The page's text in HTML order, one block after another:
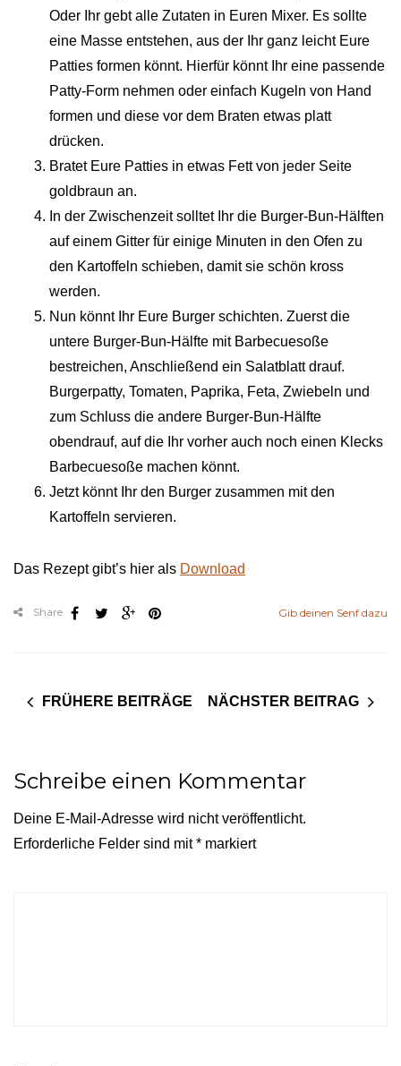
Oder Ihr gebt alle Zutaten in Euren Mixer. Es sollte
eine Masse entstehen, aus der Ihr ganz leicht Eure
Patties formen könnt. Hierfür könnt Ihr eine passende
Patty-Form nehmen oder einfach Kugeln von Hand
formen und diese vor dem Braten etwas platt
drücken.
Bratet Eure Patties in etwas Fett von jeder Seite
goldbraun an.
In der Zwischenzeit solltet Ihr die Burger-Bun-Hälften
auf einem Gitter für einige Minuten in den Ofen zu
den Kartoffeln schieben, damit sie schön kross
werden.
Nun könnt Ihr Eure Burger schichten. Zuerst die
untere Burger-Bun-Hälfte mit Barbecuesoße
bestreichen, Anschließend ein Salatblatt drauf.
Burgerpatty, Tomaten, Paprika, Feta, Zwiebeln und
zum Schluss die andere Burger-Bun-Hälfte
obendrauf, auf die Ihr vorher auch noch einen Klecks
Barbecuesoße machen könnt.
Jetzt könnt Ihr den Burger zusammen mit den
Kartoffeln servieren.
Das Rezept gibt’s hier als Download
Gib deinen Senf dazu
Share
FRÜHERE BEITRÄGE NÄCHSTER BEITRAG
Schreibe einen Kommentar
Deine E-Mail-Adresse wird nicht veröffentlicht.
Erforderliche Felder sind mit* markiert